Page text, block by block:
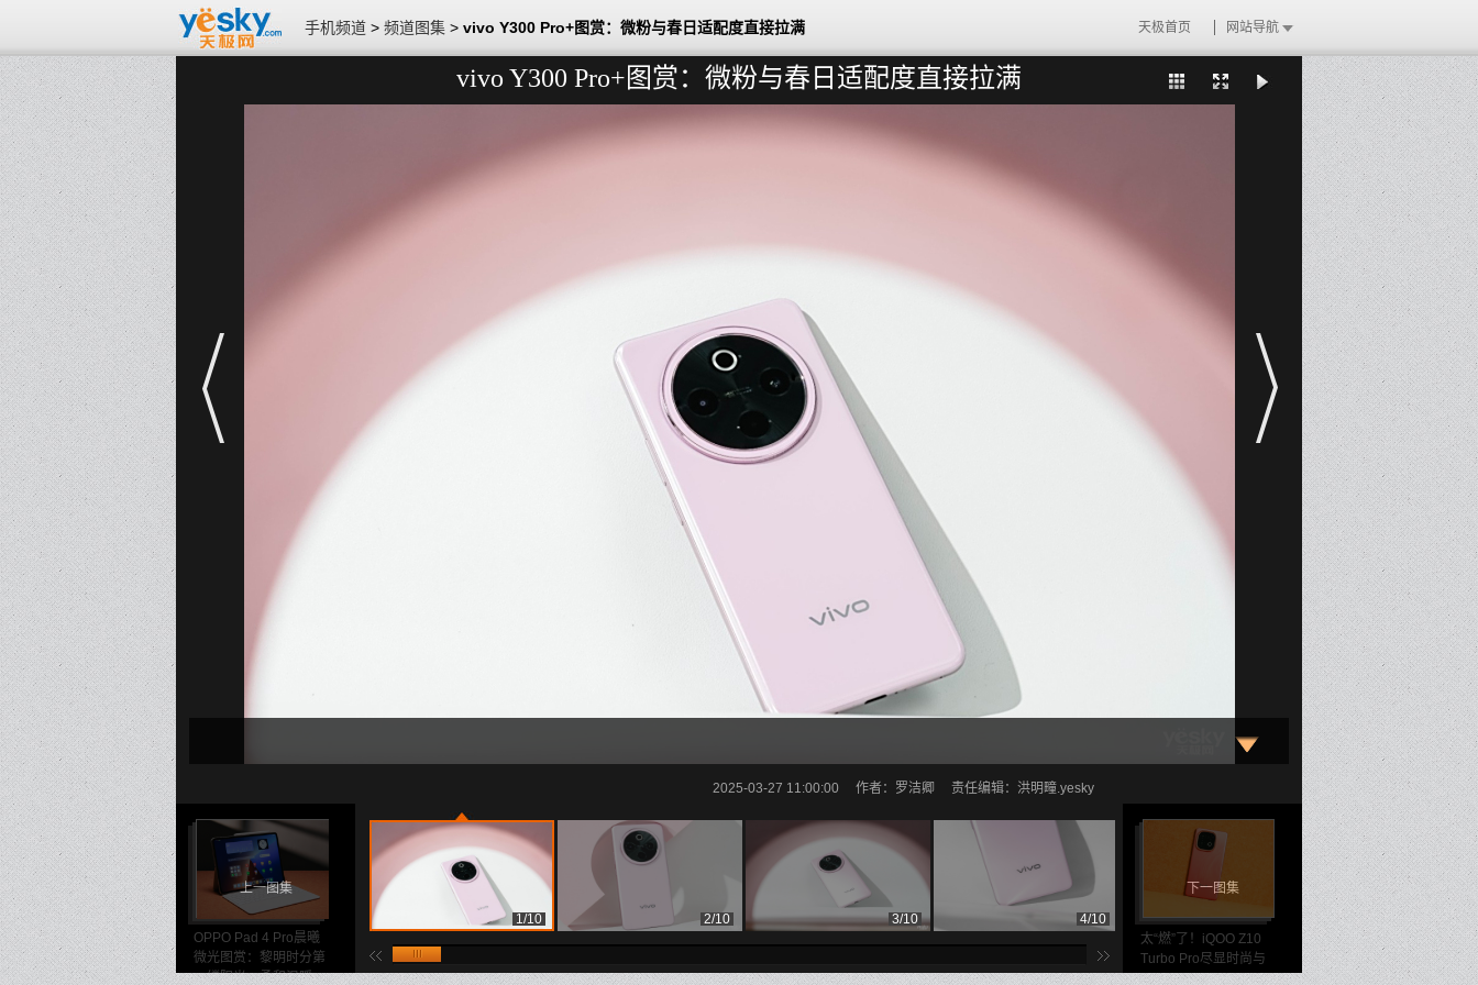
手机频道 > 频道图集 > vivo Y300 Pro+图赏：微粉与春日适配度直接拉满 天极首页 网站导航
vivo Y300 Pro+图赏：微粉与春日适配度直接拉满
2025-03-27 11:00:00 作者：罗洁卿 责任编辑：洪明疃.yesky
OPPO Pad 4 Pro晨曦
微光图赏：黎明时分第
⼀缕阳光，柔和温暖
上一图集
1/10
2/10 3/10 4/10 5/10
6/
太“燃”了！iQOO Z10
Turbo Pro尽显时尚与
速度
下一图集